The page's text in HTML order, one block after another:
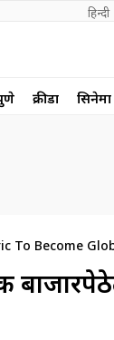
हिन्दी
क्रीडा सिनेमा
To Become